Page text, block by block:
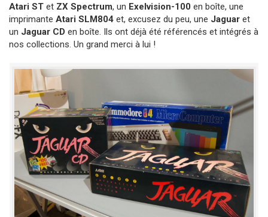
Atari ST et ZX Spectrum, un Exelvision-100 en boîte, une
imprimante Atari SLM804 et, excusez du peu, une Jaguar et
un Jaguar CD en boîte. Ils ont déjà été référencés et intégrés à
nos collections. Un grand merci à lui !